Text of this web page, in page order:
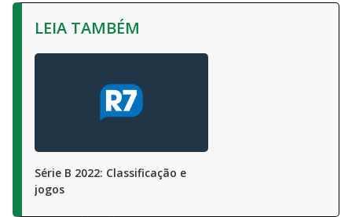
LEIA TAMBÉM
Série B 2022: Classificação e
jogos